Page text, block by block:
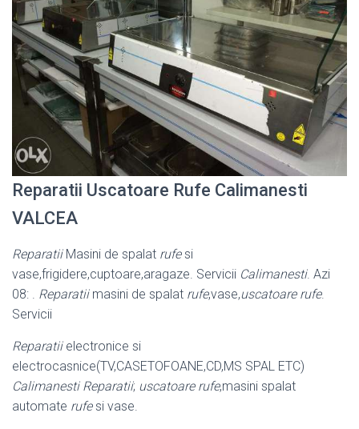
Reparatii Uscatoare Rufe Calimanesti
VALCEA
ReparatiiMasini de spalat rufesi
vase,frigidere,cuptoare,aragaze. Servicii Calimanesti. Azi
08: . Reparatiimasini de spalat rufe,vase,uscatoare rufe.
Servicii
Reparatiielectronice si
electrocasnice(TV,CASETOFOANE,CD,MS SPAL ETC)
Calimanesti Reparatii; uscatoare rufe,masini spalat
automate rufesi vase.